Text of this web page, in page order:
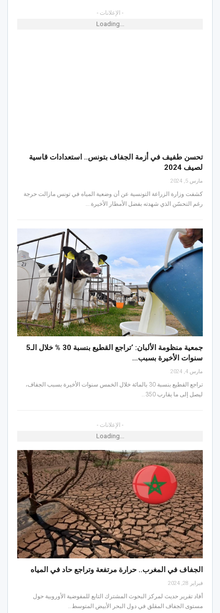
- الإعلانات -
Loading...
تحسن طفيف في أزمة الجفاف بتونس.. استعدادات قاسية
لصيف 2024
مارس 5, 2024
كشفت وزارة الزراعة التونسية عن أن وضعية المياه في تونس مازالت حرجة
رغم التحسّن الذي شهدته بفضل الأمطار الأخيرة.…
جمعية منظومة الألبان: ‘تراجع القطيع بنسبة 30 % خلال الـ5
سنوات الأخيرة بسبب…
مارس 4, 2024
تراجع القطيع بنسبة 30 بالمائة خلال الخمس سنوات الأخيرة بسبب الجفاف،
ليصل إلى ما يقارب 350…
- الإعلانات -
Loading...
الجفاف في المغرب.. حرارة مرتفعة وتراجع حاد في المياه
فبراير 28, 2024
أفاد تقرير حديث لمركز البحوث المشترك التابع للمفوضية الأوروبية حول
مستوى الجفاف المقلق في دول البحر الأبيض المتوسط…